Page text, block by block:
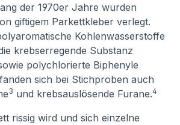
der 1970er Jahre wurden
giftigem Parkettkleber verlegt.
Kohlenwasserstoffe
krebserregende Substanz
polychlorierte Biphenyle
sich bei Stichproben auch
3 und krebsauslösende Furane.4
rissig wird und sich einzelne